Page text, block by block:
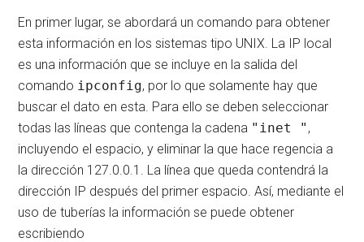
En primer lugar, se abordará un comando para obtener
esta información en los sistemas tipo UNIX. La IP local
es una información que se incluye en la salida del
comando ipconfig, por lo que solamente hay que
buscar el dato en esta. Para ello se deben seleccionar
todas las líneas que contenga la cadena "inet " ,
incluyendo el espacio, y eliminar la que hace regencia a
la dirección 127.0.0.1. La línea que queda contendrá la
dirección IP después del primer espacio. Así, mediante el
uso de tuberías la información se puede obtener
escribiendo